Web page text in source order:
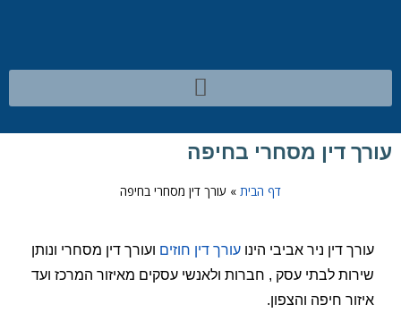
עורך דין מסחרי בחיפה
דף הבית» עורך דין מסחרי בחיפה
עורך דין ניר אביבי הינו עורך דין חוזיםועורך דין מסחרי ונותן
שירות לבתי עסק , חברות ולאנשי עסקים מאיזור המרכז ועד
איזור חיפה והצפון.